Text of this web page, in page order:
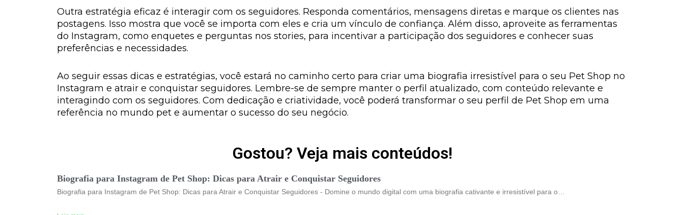
Outra estratégia eficaz é interagir com os seguidores. Responda comentários, mensagens diretas e marque os clientes nas
postagens. Isso mostra que você se importa com eles e cria um vínculo de confiança. Além disso, aproveite as ferramentas
do Instagram, como enquetes e perguntas nos stories, para incentivar a participação dos seguidores e conhecer suas
preferências e necessidades.
Ao seguir essas dicas e estratégias, você estará no caminho certo para criar uma biografia irresistível para o seu Pet Shop no
Instagram e atrair e conquistar seguidores. Lembre-se de sempre manter o perfil atualizado, com conteúdo relevante e
interagindo com os seguidores. Com dedicação e criatividade, você poderá transformar o seu perfil de Pet Shop em uma
referência no mundo pet e aumentar o sucesso do seu negócio.
Gostou? Veja mais conteúdos!
Biografia para Instagram de Pet Shop: Dicas para Atrair e Conquistar Seguidores
Biografia para Instagram de Pet Shop: Dicas para Atrair e Conquistar Seguidores - Domine o mundo digital com uma biografia cativante e irresistível para o…